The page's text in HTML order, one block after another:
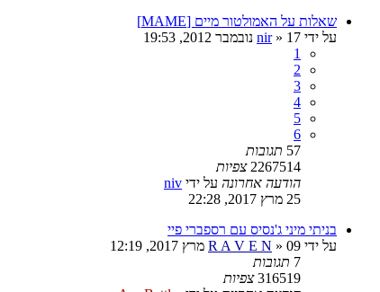
שאלות על האמולטור מיים [MAME]
על ידי
nir» 17 נובמבר 2012, 19:53
1
2
3
4
5
6
57 תגובות
2267514 צפיות
הודעה אחרונה על ידי niv
25 מרץ 2017, 22:28
בניתי מיני ג'נסיס עם רספברי פיי
על ידי
R A V E N » 09 מרץ 2017, 12:19
7 תגובות
316519 צפיות